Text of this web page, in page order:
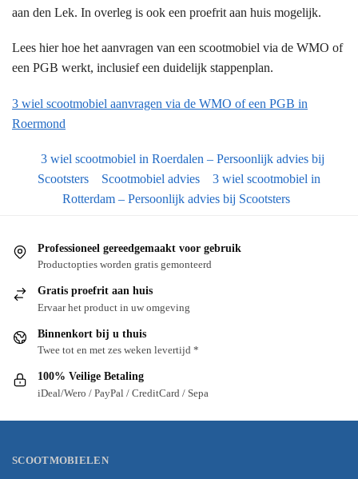
aan den Lek. In overleg is ook een proefrit aan huis mogelijk.
Lees hier hoe het aanvragen van een scootmobiel via de WMO of
een PGB werkt, inclusief een duidelijk stappenplan.
3 wiel scootmobiel aanvragen via de WMO of een PGB in
Roermond
3 wiel scootmobiel in Roerdalen – Persoonlijk advies bij
Scootsters
Scootmobiel advies
3 wiel scootmobiel in
Rotterdam – Persoonlijk advies bij Scootsters
Professioneel gereedgemaakt voor gebruik
Productopties worden gratis gemonteerd
Gratis proefrit aan huis
Ervaar het product in uw omgeving
Binnenkort bij u thuis
Twee tot en met zes weken levertijd *
100% Veilige Betaling
iDeal/Wero / PayPal / CreditCard / Sepa
SCOOTMOBIELEN